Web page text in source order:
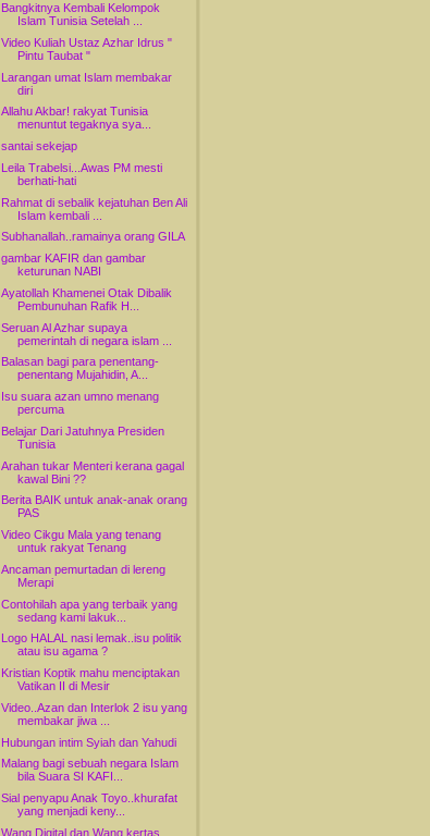
Bangkitnya Kembali Kelompok
Islam Tunisia Setelah ...
Video Kuliah Ustaz Azhar Idrus "
Pintu Taubat "
Larangan umat Islam membakar
diri
Allahu Akbar! rakyat Tunisia
menuntut tegaknya sya...
santai sekejap
Leila Trabelsi...Awas PM mesti
berhati-hati
Rahmat di sebalik kejatuhan Ben Ali
Islam kembali ...
Subhanallah..ramainya orang GILA
gambar KAFIR dan gambar
keturunan NABI
Ayatollah Khamenei Otak Dibalik
Pembunuhan Rafik H...
Seruan Al Azhar supaya
pemerintah di negara islam ...
Balasan bagi para penentang-
penentang Mujahidin, A...
Isu suara azan umno menang
percuma
Belajar Dari Jatuhnya Presiden
Tunisia
Arahan tukar Menteri kerana gagal
kawal Bini ??
Berita BAIK untuk anak-anak orang
PAS
Video Cikgu Mala yang tenang
untuk rakyat Tenang
Ancaman pemurtadan di lereng
Merapi
Contohilah apa yang terbaik yang
sedang kami lakuk...
Logo HALAL nasi lemak..isu politik
atau isu agama ?
Kristian Koptik mahu menciptakan
Vatikan II di Mesir
Video..Azan dan Interlok 2 isu yang
membakar jiwa ...
Hubungan intim Syiah dan Yahudi
Malang bagi sebuah negara Islam
bila Suara SI KAFI...
Sial penyapu Anak Toyo..khurafat
yang menjadi keny...
Wang Digital dan Wang kertas